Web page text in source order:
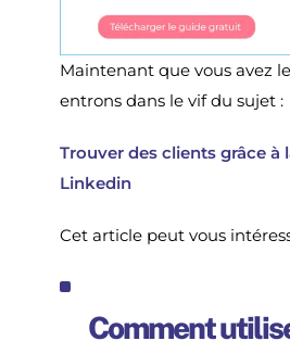
Maintenant que vous avez
entrons dans le vif du sujet :
Trouver des clients grâce à
Linkedin
Cet article peut vous
Comment